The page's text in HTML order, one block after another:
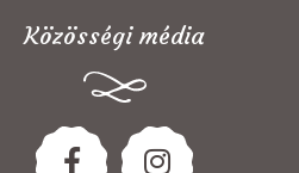
Közösségi média